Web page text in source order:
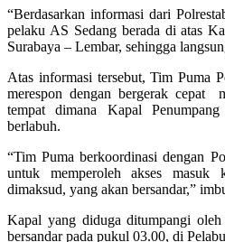
“Berdasarkan informasi dari
pelaku AS Sedang berada di atas
Surabaya – Lembar, sehingga
Atas informasi tersebut, Tim Puma
merespon dengan bergerak cepat
tempat dimana Kapal
berlabuh.
“Tim Puma berkoordinasi dengan
untuk memperoleh akses masuk
dimaksud, yang akan bersandar,”
Kapal yang diduga ditumpangi
bersandar pada pukul 03.00, di